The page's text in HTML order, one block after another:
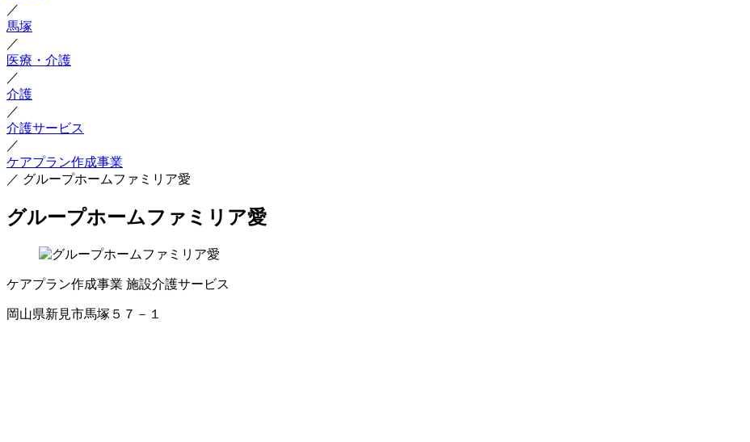
／
馬塚
／
医療・介護
／
介護
／
介護サービス
／
ケアプラン作成事業
／ グループホームファミリア愛
グループホームファミリア愛
ケアプラン作成事業 施設介護サービス
岡山県新見市馬塚５７－１